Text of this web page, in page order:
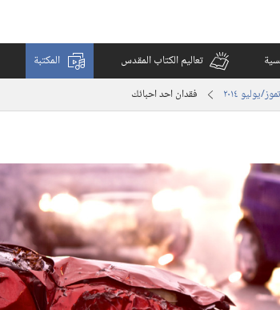
تعاليم الكتاب المقدس المكتبة
فقدان احد احبائك